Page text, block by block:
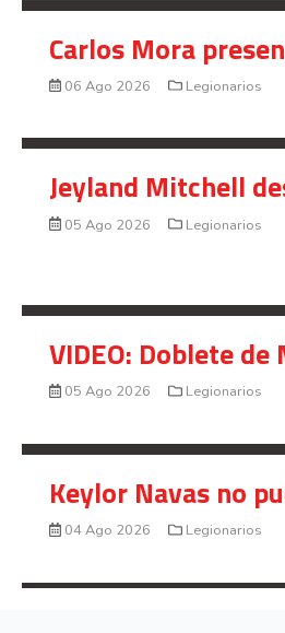
Carlos Mora
06 Ago 2026 Legionarios
Jeyland Mitchell
05 Ago 2026 Legionarios
VIDEO: Doblete
05 Ago 2026 Legionarios
Keylor Navas no
04 Ago 2026 Legionarios